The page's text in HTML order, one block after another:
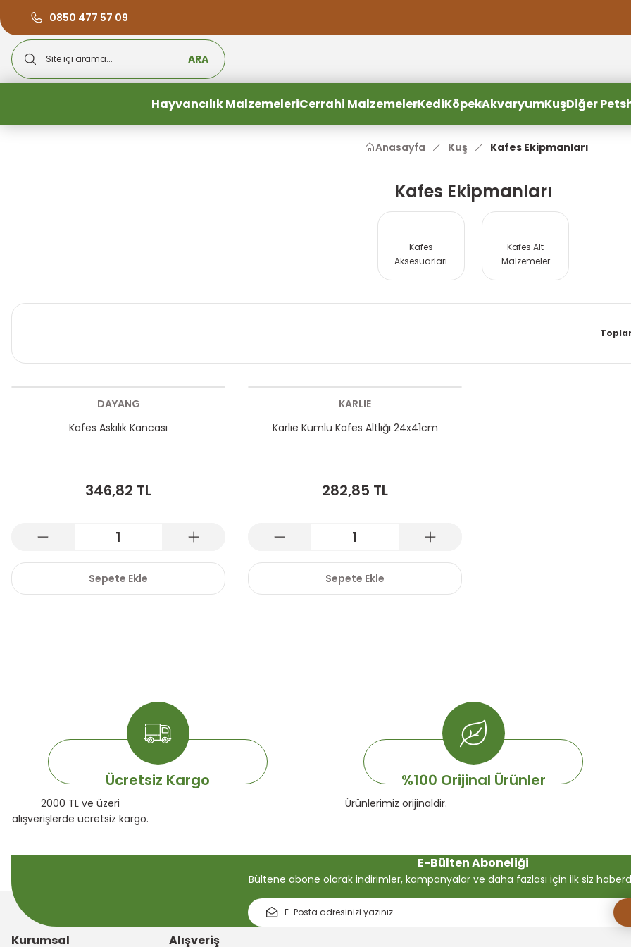
0850 477 57 09
2000 TL ve Üzeri Alışverişlerde Ücretsiz Kargo #3
ARA
Hayvancılık MalzemeleriCerrahi MalzemelerKediKöpekAkvaryumKuşDiğer
Anasayfa Kuş Kafes Ekipmanları
Kafes Ekipmanları
Kafes
Aksesuarları
Kafes Alt
Malzemeler
DAYANG
Kafes Askılık Kancası
346,82 TL
Sepete Ekle
KARLIE
Karlıe Kumlu Kafes Altlığı 24x41cm
282,85 TL
Sepete Ekle
Ücretsiz Kargo
2000 TL ve üzeri
alışverişlerde ücretsiz kargo.
%100 Orijinal Ürünler
Ürünlerimiz orijinaldir.
E-Bülten Aboneliği
Bültene abone olarak indirimler, kampanyalar ve daha fazlası için ilk siz
Kurumsal Alışveriş